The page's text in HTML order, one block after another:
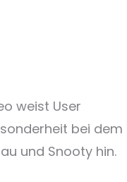
weist User
bei dem
und Snooty hin.